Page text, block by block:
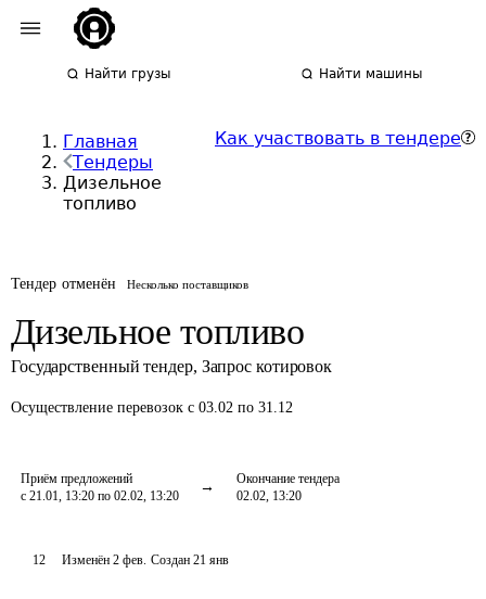
Найти грузы Найти машины
Главная
Тендеры
Дизельное
топливо
Как участвовать в тендере
Тендер отменён Несколько поставщиков
Дизельное топливо
Государственный тендер, Запрос котировок
Осуществление перевозок с 03.02 по 31.12
Приём предложений
с 21.01, 13:20 по 02.02, 13:20
Окончание тендера
02.02, 13:20
12 Изменён2 фев. Создан 21 янв